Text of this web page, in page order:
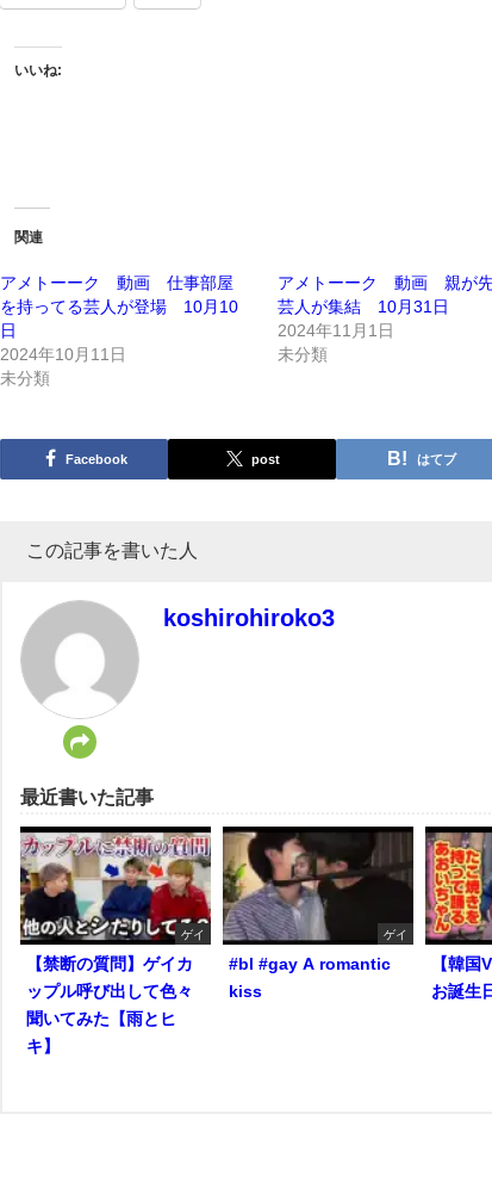
いいね:
関連
アメトーーク 動画 仕事部屋
を持ってる芸人が登場 10月10
日
2024年10月11日
未分類
アメトーーク 動画 親が
芸人が集結 10月31日
2024年11月1日
未分類
Facebook post はてブ
この記事を書いた人
koshirohiroko3
最近書いた記事
ゲイ
【禁断の質問】ゲイカ
ップル呼び出して色々
聞いてみた【雨とヒ
キ】
ゲイ
#bl #gay A romantic
kiss
【韓国
お誕生